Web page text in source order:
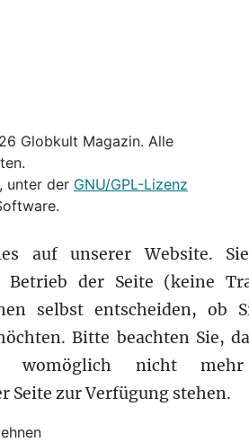
Globkult Magazin. Alle
unter der GNU/GPL-Lizenz
auf unserer Website.
der Seite (keine
selbst entscheiden, ob
Bitte beachten Sie,
womöglich nicht
Seite zur Verfügung stehen.